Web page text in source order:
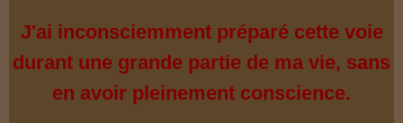
J'ai inconsciemment préparé cette voie
durant une grande partie de ma vie, sans
en avoir pleinement conscience.